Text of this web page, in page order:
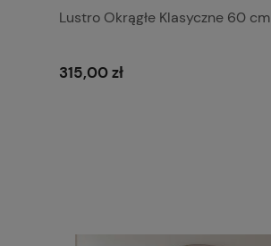
Lustro Okrągłe Klasyczne 60 cm
315,00 zł